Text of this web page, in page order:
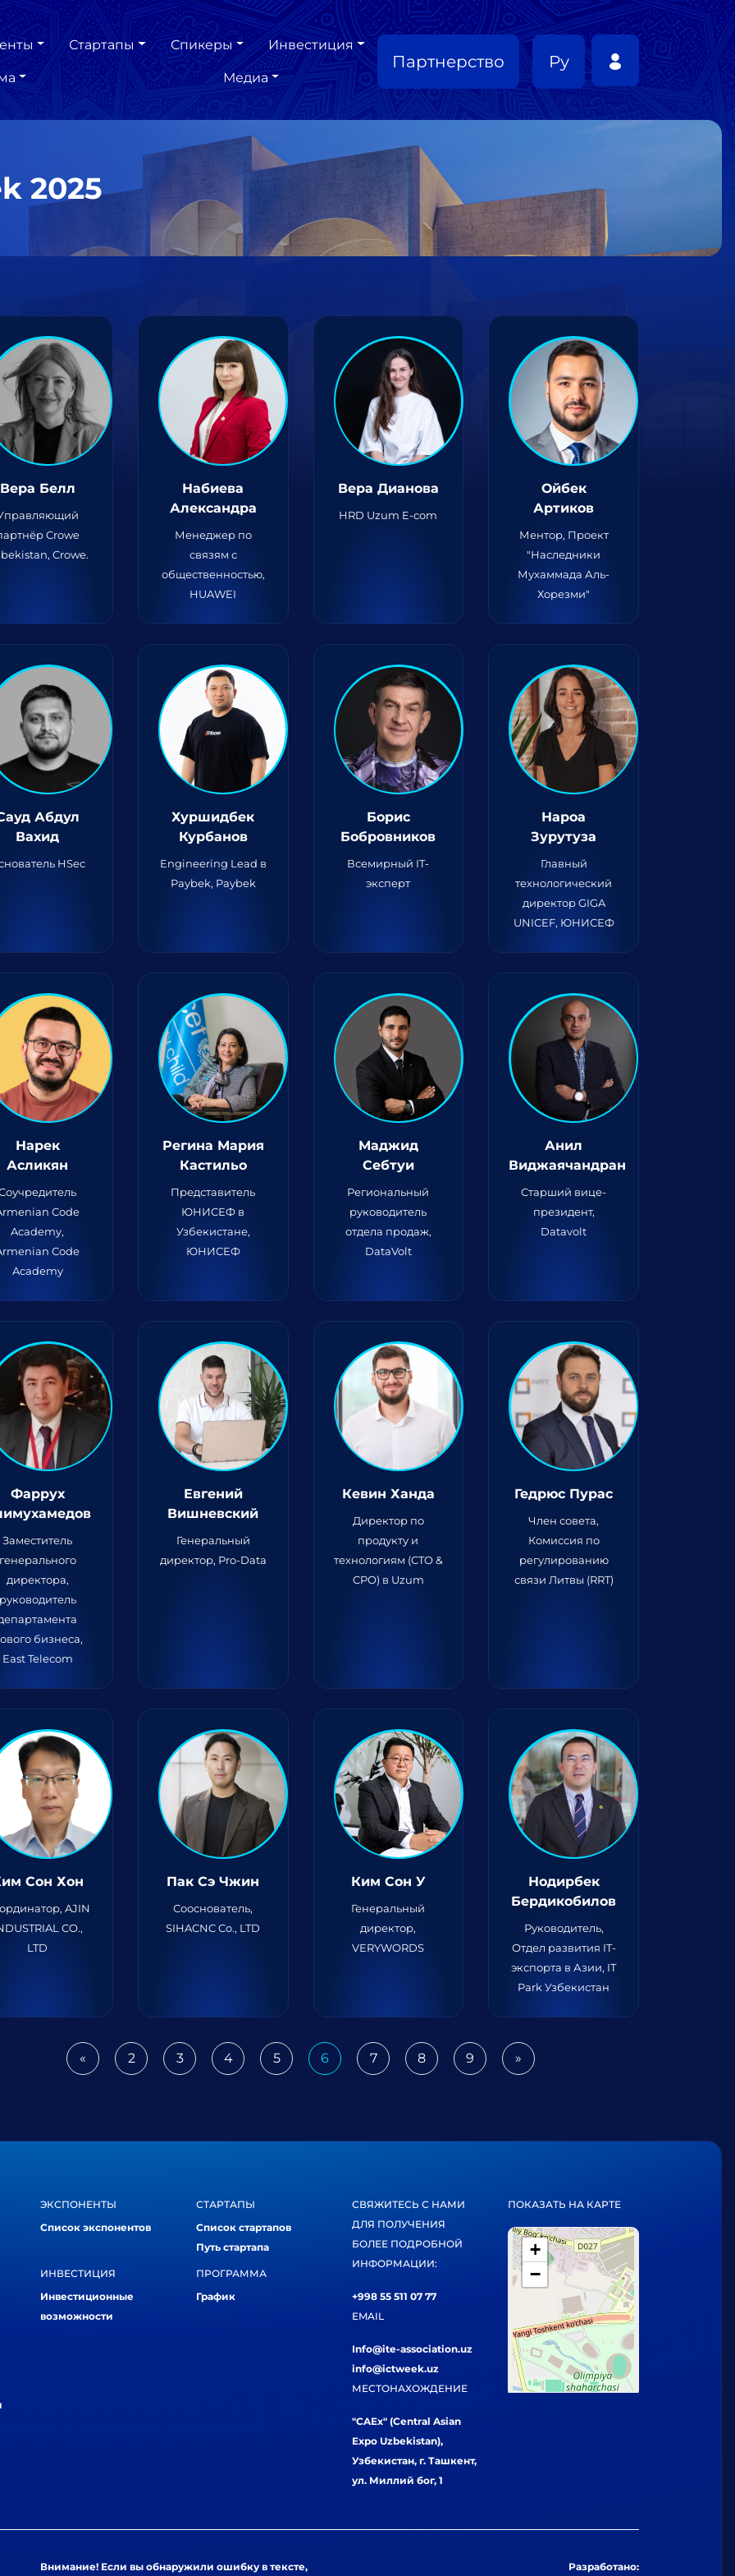
Стартапы Спикеры Инвестиция
Медиа
Партнерство Ру
2025
Вера Белл
Crowe
Crowe.
Набиева
Александра
Менеджер по
связям с
общественностью,
HUAWEI
Вера Дианова
HRD Uzum E-com
Ойбек
Артиков
Ментор, Проект
"Наследники
Мухаммада Аль-
Хорезми"
Абдул
Вахид
HSec
Хуршидбек
Курбанов
Engineering Lead в
Paybek, Paybek
Борис
Бобровников
Всемирный IT-
эксперт
Нароа
Зурутуза
Главный
технологический
директор GIGA
UNICEF, ЮНИСЕФ
Нарек
Асликян
Code
Academy,
Code
Academy
Регина Мария
Кастильо
Представитель
ЮНИСЕФ в
Узбекистане,
ЮНИСЕФ
Маджид
Себтуи
Региональный
руководитель
отдела продаж,
DataVolt
Анил
Виджаячандран
Старший вице-
президент,
Datavolt
Фаррух
Заместитель
директора,
бизнеса,
East Telecom
Евгений
Вишневский
Генеральный
директор, Pro-Data
Кевин Ханда
Директор по
продукту и
технологиям (CTO &
CPO) в Uzum
Гедрюс Пурас
Член совета,
Комиссия по
регулированию
связи Литвы (RRT)
Сон Хон
AJIN
CO.,
LTD
Пак Сэ Чжин
Сооснователь,
SIHACNC Co., LTD
Ким Сон У
Генеральный
директор,
VERYWORDS
Нодирбек
Бердикобилов
Руководитель,
Отдел развития IT-
экспорта в Азии, IT
Park Узбекистан
«Previous
2 3 4 5 6 7 8 9 »Next
ЭКСПОНЕНТЫ
Список экспонентов
СТАРТАПЫ
Список стартапов
Путь стартапа
ИНВЕСТИЦИЯ
Инвестиционные
возможности
ПРОГРАММА
График
СВЯЖИТЕСЬ С НАМИ
ДЛЯ ПОЛУЧЕНИЯ
БОЛЕЕ ПОДРОБНОЙ
ИНФОРМАЦИИ:
+998 55 511 07 77
EMAIL
Info@ite-association.uz
info@ictweek.uz
МЕСТОНАХОЖДЕНИЕ
"CAEx" (Central Asian
Expo Uzbekistan),
Узбекистан, г. Ташкент,
ул. Миллий бог, 1
ПОКАЗАТЬ НА КАРТЕ
+
−
Внимание! Если вы обнаружили ошибку в тексте, Разработано: